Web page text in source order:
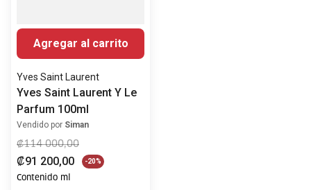
Agregar al carrito
Yves Saint Laurent
Yves Saint Laurent Y Le
Parfum 100ml
Vendido por Siman
₡114 000,00
₡91 200,00 -20%
Contenido ml